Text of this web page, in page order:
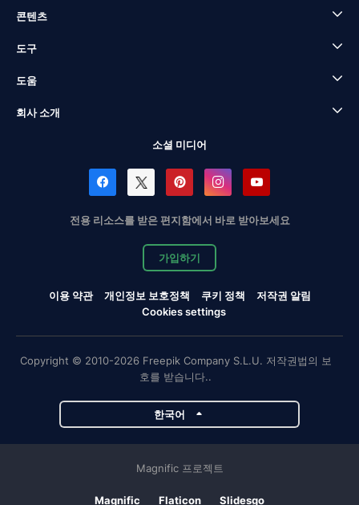
콘텐츠
도구
도움
회사 소개
소셜 미디어
전용 리소스를 받은 편지함에서 바로 받아보세요
가입하기
이용 약관 개인정보 보호정책 쿠키 정책
저작권 알림
Cookies settings
Copyright © 2010-2026 Freepik Company S.L.U. 저작권법의 보
호를 받습니다..
한국어
Magnific 프로젝트
Magnific Flaticon Slidesgo